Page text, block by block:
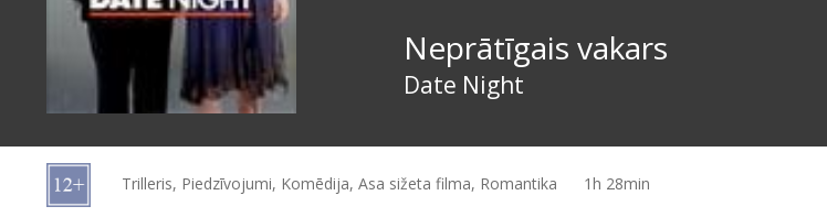
Ziņas
kartes
Neprātīgais vakars
Date Night
Trilleris, Piedzīvojumi, Komēdija, Asa sižeta filma, Romantika 1h 28min